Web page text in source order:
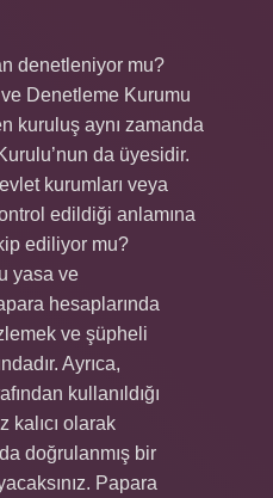
denetleniyor mu?
Denetleme Kurumu
kuruluş aynı zamanda
da üyesidir.
kurumları veya
edildiği anlamına
ediliyor mu?
yasa ve
hesaplarında
ve şüpheli
Ayrıca,
kullanıldığı
kalıcı olarak
doğrulanmış bir
Papara